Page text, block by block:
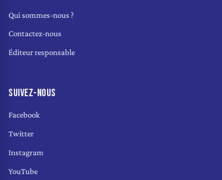
Qui sommes-nous ?
Contactez-nous
Éditeur responsable
SUIVEZ-NOUS
Facebook
Twitter
Instagram
YouTube